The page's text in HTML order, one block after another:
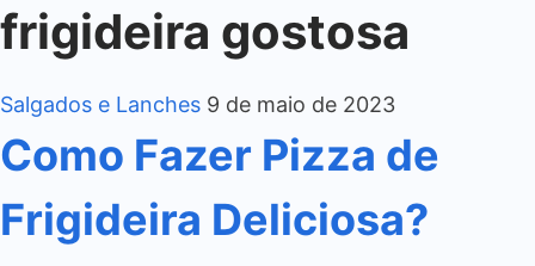
frigideira gostosa
Salgados e Lanches 9 de maio de 2023
Como Fazer Pizza de
Frigideira Deliciosa?